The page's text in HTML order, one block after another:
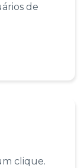
de
clique.